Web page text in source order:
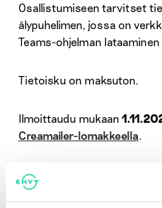
Osallistumiseen tarvitset
älypuhelimen, jossa on
Teams-ohjelman
Tietoisku on maksuton.
Ilmoittaudu mukaan
Creamailer-lomakkeella.
Ilmoittautuneille lähetetään
osallistumislinkki, jossa on